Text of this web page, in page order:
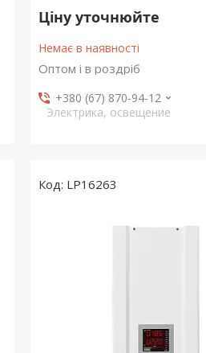
Ціну уточнюйте
Немає в наявності
Оптом і в роздріб
+380 (67) 870-94-12
Электрика, освещение
LP16263